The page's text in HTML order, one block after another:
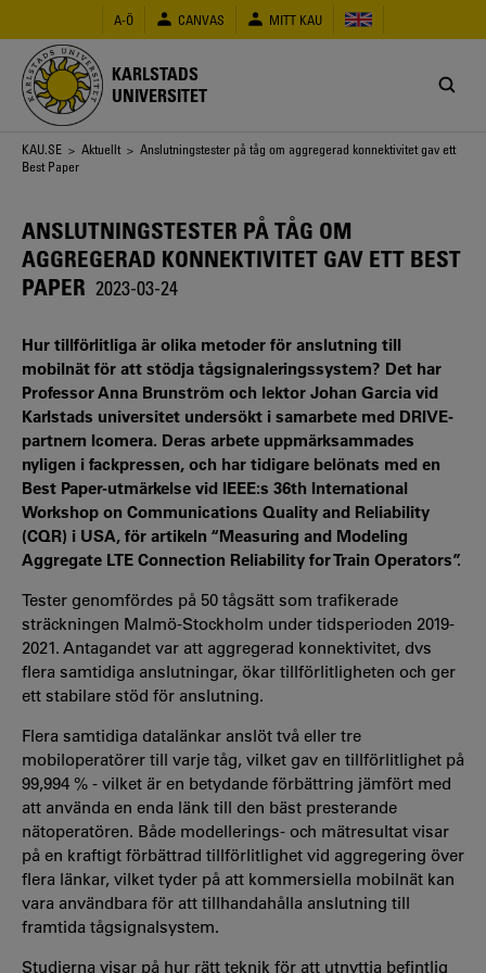
huvudinnehåll
A-Ö CANVAS MITT KAU
KARLSTADS
UNIVERSITET
Länkstig
KAU.SE > Aktuellt > Anslutningstester på tåg om aggregerad konnektivitet gav ett
Best Paper
ANSLUTNINGSTESTER PÅ TÅG OM
AGGREGERAD KONNEKTIVITET GAV ETT BEST
PAPER 2023-03-24
Hur tillförlitliga är olika metoder för anslutning till
mobilnät för att stödja tågsignaleringssystem? Det har
Professor Anna Brunström och lektor Johan Garcia vid
Karlstads universitet undersökt i samarbete med DRIVE-
partnern Icomera. Deras arbete uppmärksammades
nyligen i fackpressen, och har tidigare belönats med en
Best Paper-utmärkelse vid IEEE:s 36th International
Workshop on Communications Quality and Reliability
(CQR) i USA, för artikeln “Measuring and Modeling
Aggregate LTE Connection Reliability for Train Operators”.
Tester genomfördes på 50 tågsätt som trafikerade
sträckningen Malmö-Stockholm under tidsperioden 2019-
2021. Antagandet var att aggregerad konnektivitet, dvs
flera samtidiga anslutningar, ökar tillförlitligheten och ger
ett stabilare stöd för anslutning.
Flera samtidiga datalänkar anslöt två eller tre
mobiloperatörer till varje tåg, vilket gav en tillförlitlighet på
99,994 % - vilket är en betydande förbättring jämfört med
att använda en enda länk till den bäst presterande
nätoperatören. Både modellerings- och mätresultat visar
på en kraftigt förbättrad tillförlitlighet vid aggregering över
flera länkar, vilket tyder på att kommersiella mobilnät kan
vara användbara för att tillhandahålla anslutning till
framtida tågsignalsystem.
Studierna visar på hur rätt teknik för att utnyttja befintlig